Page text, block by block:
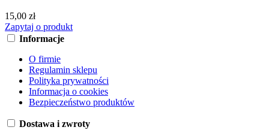
15,00 zł
Zapytaj o produkt
Informacje
O firmie
Regulamin sklepu
Polityka prywatności
Informacja o cookies
Bezpieczeństwo produktów
Dostawa i zwroty